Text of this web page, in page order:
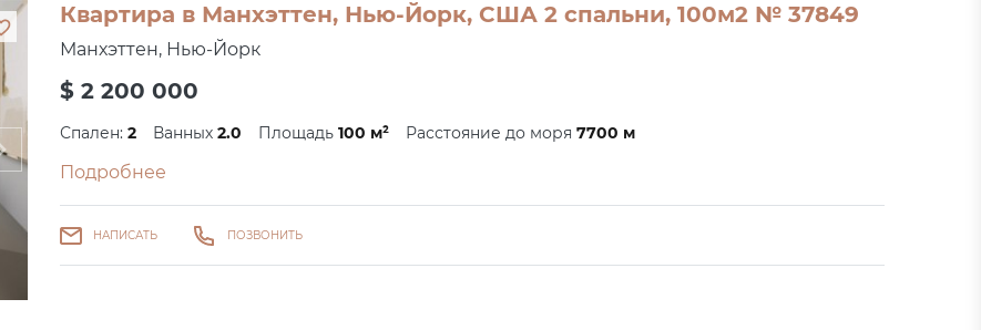
Квартира в Манхэттен, Нью-Йорк, США 2 спальни, 100м2 № 37849
Манхэттен, Нью-Йорк
$ 2 200 000
Спален: 2 Ванных 2.0 Площадь 100 м² Расстояние до моря 7700 м
Подробнее
НАПИСАТЬ ПОЗВОНИТЬ